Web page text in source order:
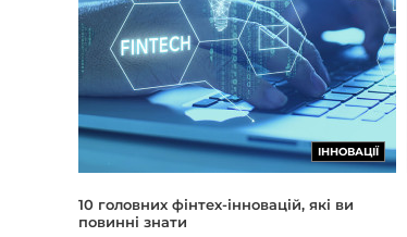
ІННОВАЦІЇ
10 головних фінтех-інновацій, які ви
повинні знати